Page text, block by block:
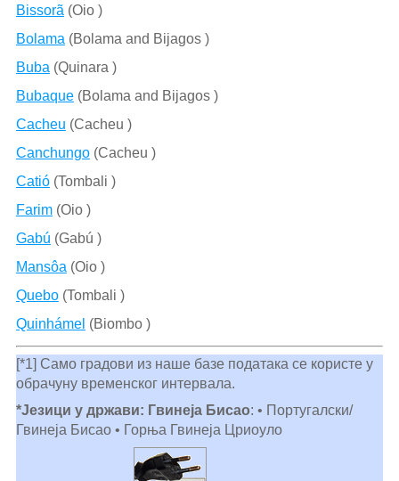
Bissorã (Oio )
Bolama (Bolama and Bijagos )
Buba (Quinara )
Bubaque(Bolama and Bijagos )
Cacheu (Cacheu )
Canchungo(Cacheu )
Catió(Tombali )
Farim(Oio )
Gabú (Gabú )
Mansôa (Oio )
Quebo(Tombali )
Quinhámel (Biombo )
[*1] Само градови из наше базе података се користе у
обрачуну временског интервала.
*Језици у држави: Гвинеја Бисао: • Португалски/
Гвинеја Бисао • Горња Гвинеја Цриоуло